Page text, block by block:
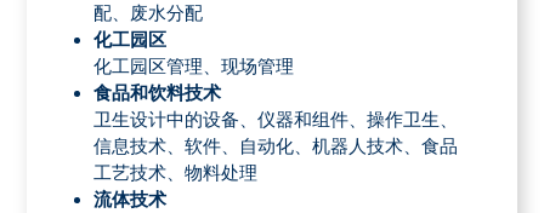
配、废水分配
化工园区
化工园区管理、现场管理
食品和饮料技术
卫生设计中的设备、仪器和组件、操作卫生、
信息技术、软件、自动化、机器人技术、食品
工艺技术、物料处理
流体技术